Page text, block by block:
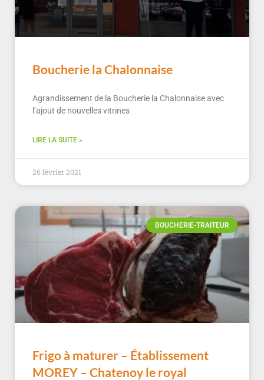
Boucherie la Chalonnaise
Agrandissement de la Boucherie la Chalonnaise avec
l’ajout de nouvelles vitrines
LIRE LA SUITE »
26 février 2021
BOUCHERIE-TRAITEUR
Frigo à maturer – Établissement
MOREY – Chatenoy le royal